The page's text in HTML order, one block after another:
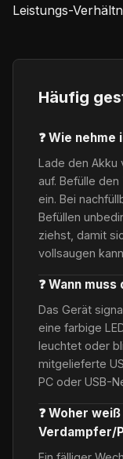
Leistungs-
Häufig
❓ Wie
Lade den Akku
auf. Befülle
ein. Bei
Befüllen
ziehst, damit
vollsaugen
❓ Wann
Das Gerät
eine farbige
leuchtet oder
mitgelieferte
PC oder USB-
❓ Woher
Verdampfer/